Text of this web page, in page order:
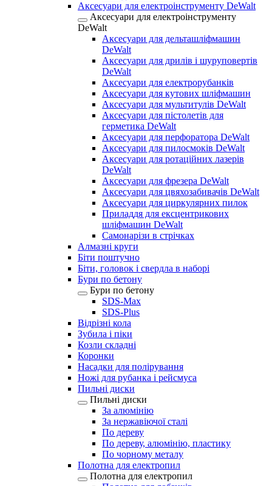
Аксесуари для електроінструменту DeWalt
Аксесуари для електроінструменту
DeWalt
Аксесуари для дельташліфмашин
DeWalt
Аксесуари для дрилів і шуруповертів
DeWalt
Аксесуари для електрорубанків
Аксесуари для кутових шліфмашин
Аксесуари для мультитулів DeWalt
Аксесуари для пістолетів для
герметика DeWalt
Аксесуари для перфоратора DeWalt
Аксесуари для пилосмоків DeWalt
Аксесуари для ротаційних лазерів
DeWalt
Аксесуари для фрезера DeWalt
Аксесуари для цвяхозабивачів DeWalt
Аксесуари для циркулярних пилок
Приладдя для ексцентрикових
шліфмашин DeWalt
Самонарізи в стрічках
Алмазні круги
Біти поштучно
Біти, головок і свердла в наборі
Бури по бетону
Бури по бетону
SDS-Max
SDS-Plus
Відрізні кола
Зубила і піки
Козли складні
Коронки
Насадки для полірування
Ножі для рубанка і рейсмуса
Пильні диски
Пильні диски
За алюмінію
За нержавіючої сталі
По дереву
По дереву, алюмінію, пластику
По чорному металу
Полотна для електропил
Полотна для електропил